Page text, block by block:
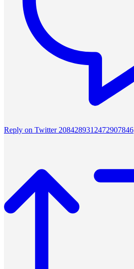
Reply on Twitter 2084289312472907846